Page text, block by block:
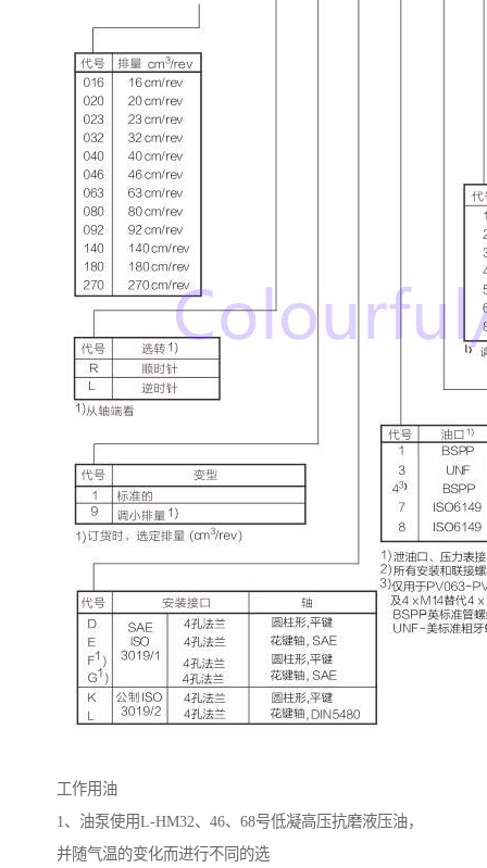
工作用油
1、油泵使用L-HM32、 46、 68号低凝高压抗磨液压油，
并随气温的变化而进行不同的选